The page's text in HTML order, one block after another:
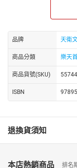
★學史明智，用多元思
本套有聲書為專門
縮成精華的故事。本
明瞭；原先陌生的歷
這是一部讓孩子喜
部用新鮮妙喻的文字
活經驗中，讓孩子獲
《寫給兒童的中國歷
發孩子以多元角度看
慧，內容包含鼓勵讀
【本書關鍵字】
品牌 天衛
商品分類 樂天
商品貨號(SKU)
ISBN
退換貨須知
本店熱銷商品 排名